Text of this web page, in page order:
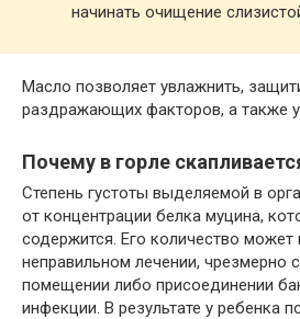
начинать очищение
Масло позволяет увлажнить,
раздражающих факторов, а также
Почему в горле
Степень густоты выделяемой в
от концентрации белка муцина,
содержится. Его количество может
неправильном лечении, чрезмерно
помещении либо присоединении
инфекции. В результате у ребенка